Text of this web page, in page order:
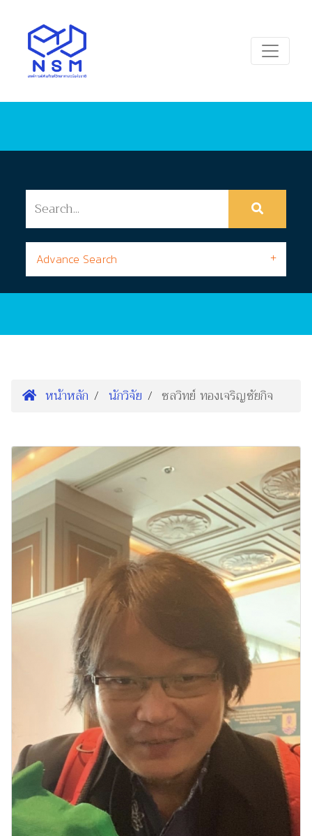
Advance Search
หน้าหลัก นักวิจัย ชลวิทย์ ทองเจริญชัยกิจ